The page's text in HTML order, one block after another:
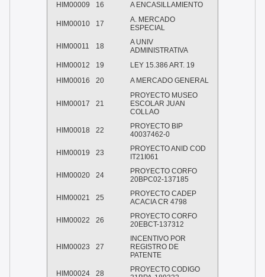
HIM00009
16 A ENCASILLAMIENTO
HIM00010 17
A. MERCADO
ESPECIAL
HIM00011 18
A UNIV
ADMINISTRATIVA
HIM00012
19
LEY 15.386 ART. 19
HIM00016
20 A MERCADO GENERAL
HIM00017 21
PROYECTO MUSEO
ESCOLAR JUAN
COLLAO
HIM00018 22
PROYECTO BIP
40037462-0
HIM00019 23
PROYECTO ANID COD
IT21I061
HIM00020 24
PROYECTO CORFO
20BPC02-137185
HIM00021 25
PROYECTO CADEP
ACACIA CR 4798
HIM00022 26
PROYECTO CORFO
20EBCT-137312
HIM00023 27
INCENTIVO POR
REGISTRO DE
PATENTE
HIM00024 28
PROYECTO CODIGO